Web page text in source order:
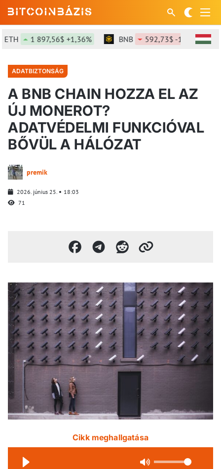
1 897,56$ +1,36% BNB 592,73$ -1,29%
ADATBIZTONSÁG
A BNB CHAIN HOZZA EL AZ
ÚJ MONEROT?
ADATVÉDELMI FUNKCIÓVAL
BŐVÜL A HÁLÓZAT
premik
2026. június 25.
18:03
71
Cikk meghallgatása